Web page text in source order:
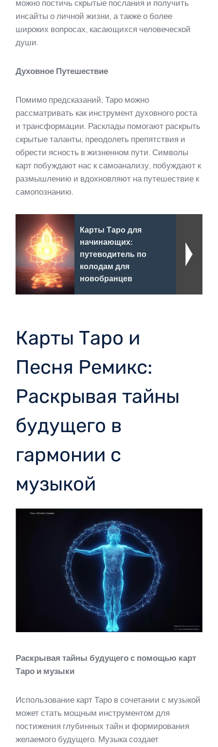
можно постичь скрытые послания и получить
инсайты о личной жизни, а также о более
широких вопросах, касающихся человеческой
души.
Духовное Путешествие
Помимо предсказаний, Таро можно
рассматривать как инструмент духовного роста
и трансформации. Расклады помогают раскрыть
скрытые таланты, преодолеть препятствия и
обрести ясность в жизненном пути. Символы
карт побуждают нас к самоанализу, побуждают к
размышлению и вдохновляют на путешествие к
самопознанию.
Карты Таро для
начинающих:
путеводитель по
колодам для
новобранцев
Карты Таро и
Песня Ремикс:
Раскрывая тайны
будущего в
гармонии с
музыкой
Раскрывая тайны будущего с помощью карт
Таро и музыки
Использование карт Таро в сочетании с музыкой
может стать мощным инструментом для
постижения глубинных тайн и формирования
желаемого будущего. Музыка создает